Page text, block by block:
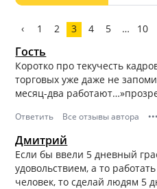
‹ 1 2 3 4 5 … 10
Гость
Коротко про текучесть
торговых уже даже не
месяц-два
Ответить Все отзывы автора •••
Дмитрий
Если бы ввели 5 дневный
удовольствием, а то
человек, то сделай людям 5